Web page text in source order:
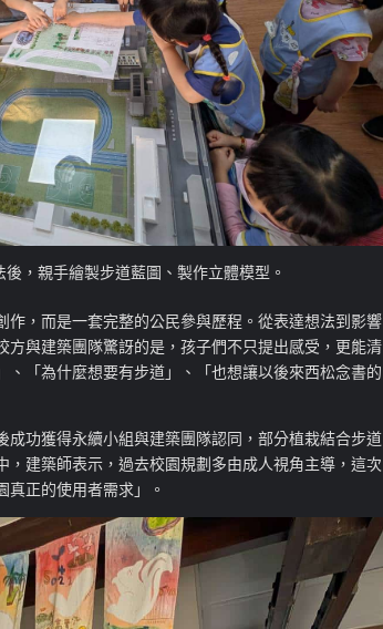
，親手繪製步道藍圖、製作立體模型。
作，而是一套完整的公民參與歷程。從表達想法到影響
方與建築團隊驚訝的是，孩子們不只提出感受，更能清
、「為什麼想要有步道」、「也想讓以後來西松念書的
成功獲得永續小組與建築團隊認同，部分植栽結合步道
，建築師表示，過去校園規劃多由成人視角主導，這次
正的使用者需求」。